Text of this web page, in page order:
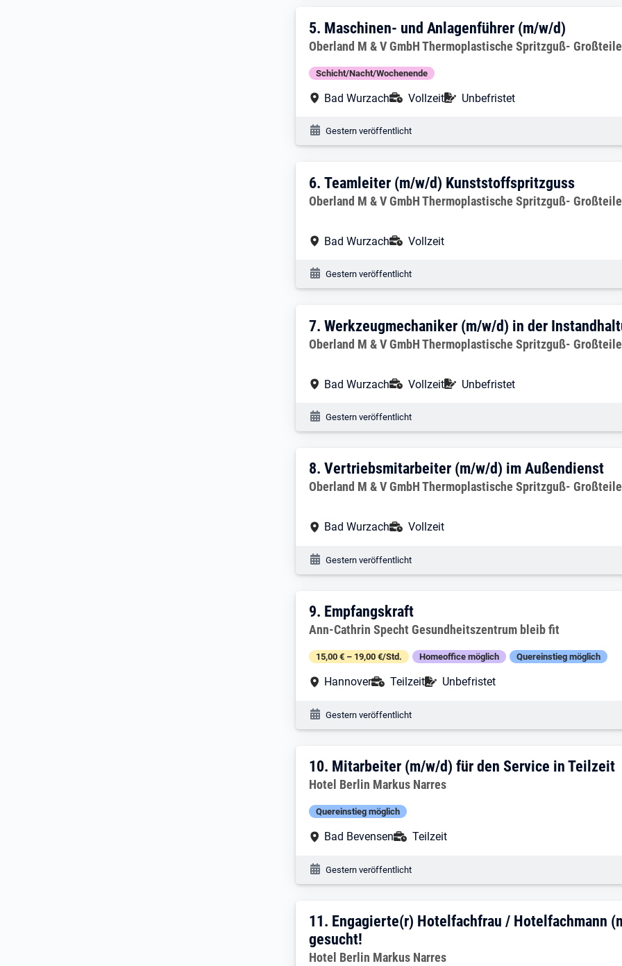
5. Ergebnis: Maschinen- und
5. Maschinen- und Anlagenführer (m/w/d)
Arbeitgeber:
Oberland M & V GmbH Thermoplastische Spritzguß- Großteile
Schicht/Nacht/Wochenende
Arbeitsort:
Bad Wurzach Anstellungsart:
Vollzeit Befristung:
Unbefristet
Veröffentlichungsdatum:
Gestern veröffentlicht
6. Ergebnis: Teamleiter (m/w/d)
6.Teamleiter (m/w/d) Kunststoffspritzguss
Arbeitgeber:
Oberland M & V GmbH Thermoplastische Spritzguß- Großteile
Arbeitsort:
Bad Wurzach Anstellungsart:
Vollzeit
Veröffentlichungsdatum:
Gestern veröffentlicht
7. Ergebnis: Werkzeugmechaniker (m/
7.Werkzeugmechaniker (m/w/d) in der
Arbeitgeber:
Oberland M & V GmbH Thermoplastische Spritzguß- Großteile
Arbeitsort:
Bad Wurzach Anstellungsart:
Vollzeit Befristung:
Unbefristet
Veröffentlichungsdatum:
Gestern veröffentlicht
8. Ergebnis: Vertriebsmitarbeiter (m/w/
8.Vertriebsmitarbeiter (m/w/d) im Außendienst
Arbeitgeber:
Oberland M & V GmbH Thermoplastische Spritzguß- Großteile
Arbeitsort:
Bad Wurzach Anstellungsart:
Vollzeit
Veröffentlichungsdatum:
Gestern veröffentlicht
9. Ergebnis: Empfangskraft
9. Empfangskraft
Arbeitgeber:
Ann-Cathrin Specht Gesundheitszentrum bleib fit
15,00 € – 19,00 €/Std. Homeoffice möglich Quereinstieg möglich
Arbeitsort:
Hannover Anstellungsart:
Teilzeit Befristung:
Unbefristet
Veröffentlichungsdatum:
Gestern veröffentlicht
10. Ergebnis: Mitarbeiter (m/w/d) für
10. Mitarbeiter (m/w/d) für den Service in Teilzeit
Arbeitgeber:
Hotel Berlin Markus Narres
Quereinstieg möglich
Arbeitsort:
Bad Bevensen Anstellungsart:
Teilzeit
Veröffentlichungsdatum:
Gestern veröffentlicht
11. Ergebnis: Engagierte(r)
11. Engagierte(r) Hotelfachfrau / Hotelfachmann
gesucht!
Arbeitgeber:
Hotel Berlin Markus Narres